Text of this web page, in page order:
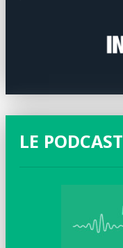
LE PODCAST